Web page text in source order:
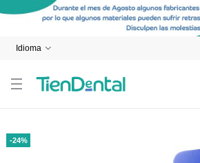
Idioma
-24%